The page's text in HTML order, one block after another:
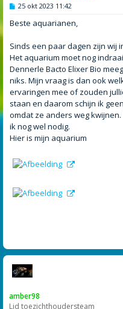
B
r
i
h
25 okt 2023 11:42
Beste aquarianen,
Sinds een paar dagen zijn wij
Het aquarium moet nog
Dennerle Bacto Elixer Bio
niks. Mijn vraag is dan ook
ervaringen mee of zouden
staan en daarom schijn ik
omdat ze anders weg
ik nog wel nodig.
Hier is mijn aquarium
amber98
Lid toezichthoudersteam